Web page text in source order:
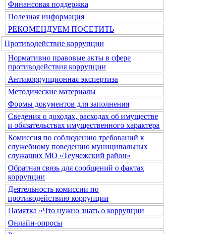
Финансовая поддержка
Полезная информация
РЕКОМЕНДУЕМ ПОСЕТИТЬ
Противодействие коррупции
Нормативно правовые акты в сфере
противодействия коррупции
Антикоррупционная экспертиза
Методические материалы
Формы документов для заполнения
Сведения о доходах, расходах об имуществе
и обязательствах имущественного характера
Комиссия по соблюдению требований к
служебному поведению муниципальных
служащих МО «Теучежский район»
Обратная связь для сообщений о фактах
коррупции
Деятельность комиссии по
противодействию коррупции
Памятка «Что нужно знать о коррупции
Онлайн-опросы